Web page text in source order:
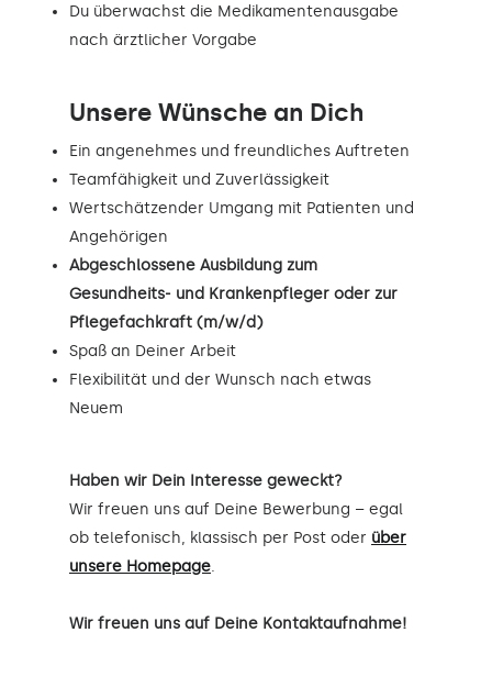
Du überwachst die Medikamentenausgabe
nach ärztlicher Vorgabe
Unsere Wünsche an Dich
Ein angenehmes und freundliches Auftreten
Teamfähigkeit und Zuverlässigkeit
Wertschätzender Umgang mit Patienten und
Angehörigen
Abgeschlossene Ausbildung zum
Gesundheits- und Krankenpfleger oder zur
Pflegefachkraft (m/w/d)
Spaß an Deiner Arbeit
Flexibilität und der Wunsch nach etwas
Neuem
Haben wir Dein Interesse geweckt?
Wir freuen uns auf Deine Bewerbung – egal
ob telefonisch, klassisch per Post oder über
unsere Homepage.
Wir freuen uns auf Deine Kontaktaufnahme!